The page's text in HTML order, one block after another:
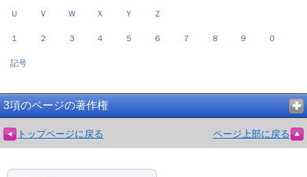
Ｕ Ｖ Ｗ Ｘ Ｙ Ｚ
１ ２ ３ ４ ５ ６ ７ ８ ９ ０
記号
3項のページの著作権
トップページに戻る ページ上部に戻る